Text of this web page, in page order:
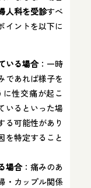
人科を受診すべ
イントを以下に
いる場合：一時
であれば様子を
性交痛が起こ
いるといった場
る可能性があり
を特定すること
場合：痛みのあ
・カップル関係